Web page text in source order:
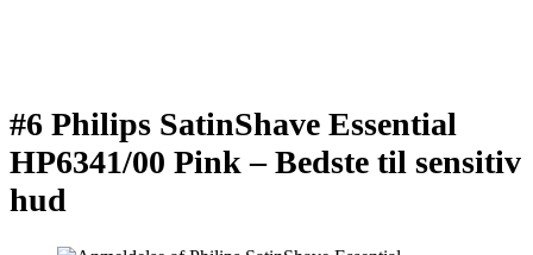
#6 Philips SatinShave Essential
HP6341/00 Pink –Bedste til sensitiv
hud